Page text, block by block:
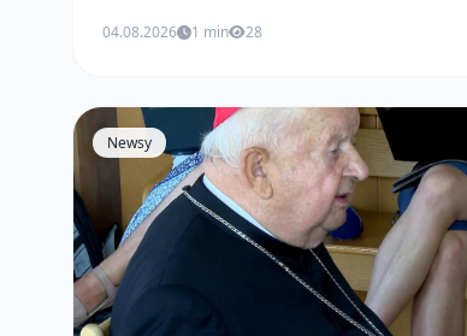
04.08.2026 1 min 28
Newsy